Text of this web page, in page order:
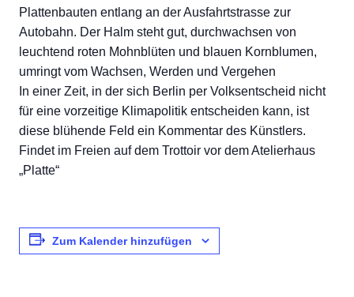
Plattenbauten entlang an der Ausfahrtstrasse zur
Autobahn. Der Halm steht gut, durchwachsen von
leuchtend roten Mohnblüten und blauen Kornblumen,
umringt vom Wachsen, Werden und Vergehen
In einer Zeit, in der sich Berlin per Volksentscheid nicht
für eine vorzeitige Klimapolitik entscheiden kann, ist
diese blühende Feld ein Kommentar des Künstlers.
Findet im Freien auf dem Trottoir vor dem Atelierhaus
„Platte“
Zum Kalender hinzufügen